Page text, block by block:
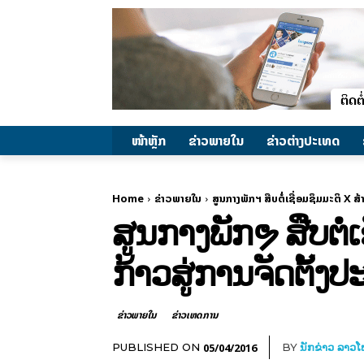
ໜ້າຫຼັກ ຂ່າວພາຍ​ໃນ ຂ່າວຕ່າງປະເທດ
Home ຂ່າວພາຍ​ໃນ ສູນ​ກາງ​ພັກຯ ສືບຕໍ່ເຊື່ອມ​ຊຶມ​ມະຕິ X ສ້
ສູນ​ກາງ​ພັກຯ ສືບຕໍ່
ກ້າວສູ່ການຈັດຕັ້ງປ
ຂ່າວພາຍ​ໃນ ຂ່າວເຫດການ
PUBLISHED ON 05/04/2016 BYນັກຂ່າວ ລາວ